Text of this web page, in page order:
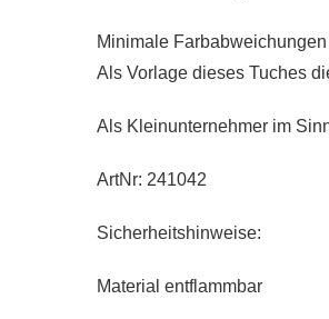
Minimale
Als Vorlage dieses Tuches
Als Kleinunternehmer im
ArtNr: 241042
Sicherheitshinweise:
Material entflammbar